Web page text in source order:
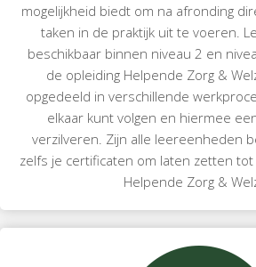
mogelijkheid biedt om na afronding
taken in de praktijk uit te voeren.
beschikbaar binnen niveau 2 en
de opleiding Helpende Zorg &
opgedeeld in verschillende
elkaar kunt volgen en hiermee
verzilveren. Zijn alle leereenheden
zelfs je certificaten om laten zetten
Helpende Zorg &